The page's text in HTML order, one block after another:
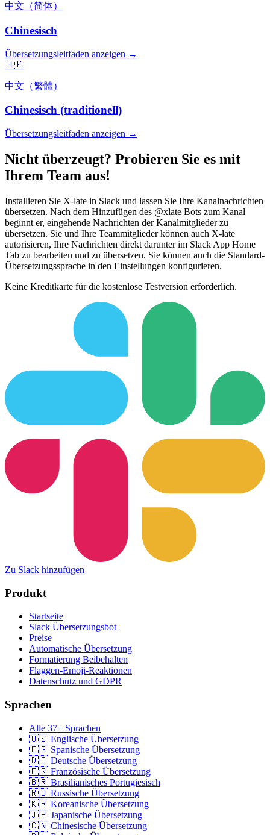
中文（简体）
Chinesisch
Übersetzungsleitfaden anzeigen →
🇭🇰
中文（繁體）
Chinesisch (traditionell)
Übersetzungsleitfaden anzeigen →
Nicht überzeugt? Probieren Sie es mit
Ihrem Team aus!
Installieren Sie X-late in Slack und lassen Sie Ihre Kanalnachrichten
übersetzen. Nach dem Hinzufügen des @xlate Bots zum Kanal
beginnt er, eingehende Nachrichten der Kanalmitglieder zu
übersetzen. Sie und Ihre Teammitglieder können auch X-late
autorisieren, Ihre Nachrichten direkt darunter im Slack App Home
Tab zu bearbeiten und zu übersetzen. Sie können auch die Standard-
Übersetzungssprache in den Einstellungen konfigurieren.
Keine Kreditkarte für die kostenlose Testversion erforderlich.
Zu Slack hinzufügen
Produkt
Startseite
Slack Übersetzungsbot
Preise
Automatische Übersetzung
Formatierung Beibehalten
Flaggen-Emoji-Reaktionen
Datenschutz und GDPR
Sprachen
Alle 37+ Sprachen
🇺🇸 Englische Übersetzung
🇪🇸 Spanische Übersetzung
🇩🇪 Deutsche Übersetzung
🇫🇷 Französische Übersetzung
🇧🇷 Brasilianisches Portugiesisch
🇷🇺 Russische Übersetzung
🇰🇷 Koreanische Übersetzung
🇯🇵 Japanische Übersetzung
🇨🇳 Chinesische Übersetzung